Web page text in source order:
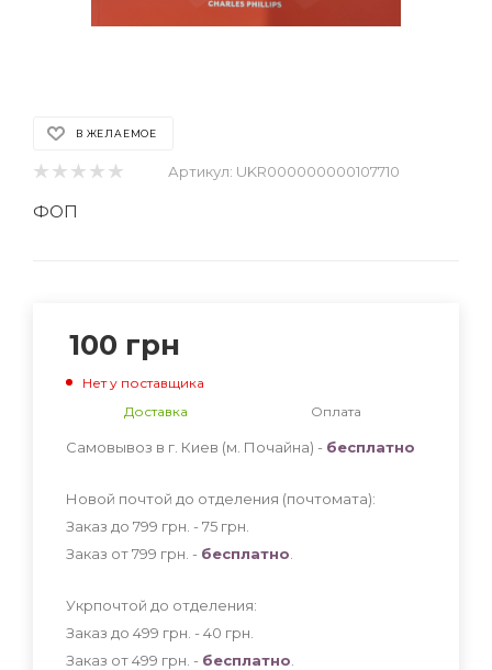
В ЖЕЛАЕМОЕ
Артикул: UKR000000000107710
ФОП
100 грн
Нет у поставщика
Доставка
Оплата
Самовывоз в г. Киев (м. Почайна) - бесплатно
Новой почтой до отделения (почтомата):
Заказ до 799 грн. - 75 грн
Заказ от 799 грн. - бесплатно
Укрпочтой до отделения:
Заказ до 499 грн. - 40 грн
Заказ от 499 грн. - бесплатно